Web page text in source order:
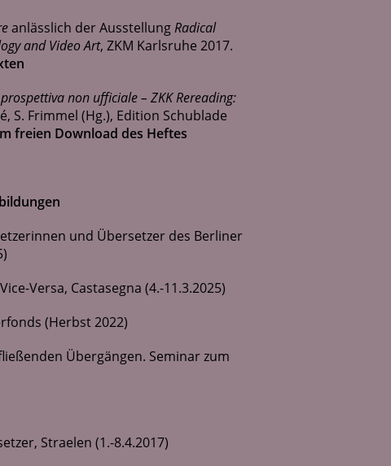
anlässlich der AusstellungRadical
and Video Art, ZKM Karlsruhe 2017.
non ufficiale – ZKK Rereading:
S. Frimmel (Hg.), Edition Schublade
freien Download des Heftes
und Übersetzer des Berliner
Versa, Castasegna (4.-11.3.2025)
(Herbst 2022)
Übergängen. Seminar zum
Straelen (1.-8.4.2017)